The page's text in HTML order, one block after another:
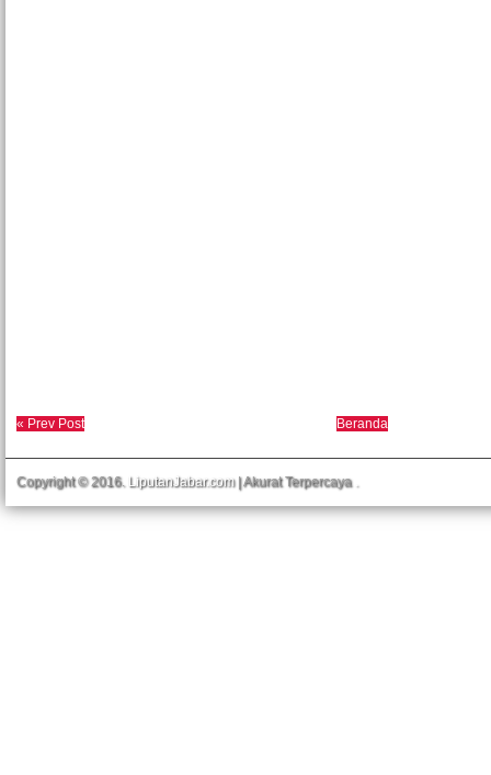
« Prev Post Beranda
Copyright © 2016. LiputanJabar.com| Akurat Terpercaya